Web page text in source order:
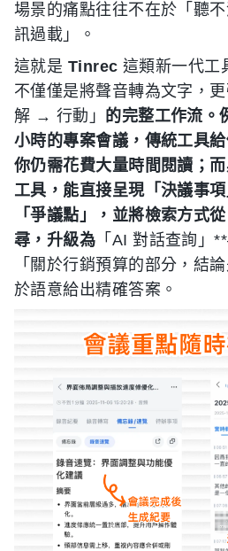
場景的痛點往往不在於「聽
訊過載」。
這就是 Tinrec 這類新一代工
不僅僅是將聲音轉為文字，
解 → 行動」
的完整工作流。
小時的專案會議，傳統工具
你仍需花費大量時間閱讀；
工具，能直接呈現「決議事
「爭議點」，並將檢索方式
尋，升級為 「AI 對話查詢
「關於行銷預算的部分，結
於語意給出精確答案。